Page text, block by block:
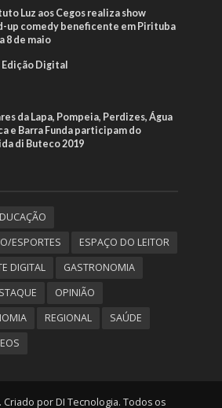
Luz aos Cegos realiza show
up comedy beneficente em Pirituba
8 de maio
Edição Digital
da Lapa, Pompeia, Perdizes, Água
e Barra Funda participam do
di Buteco 2019
ESPORTES
ESPAÇO DO LEITOR
DIGITAL
GASTRONOMIA
OPINIÃO
REGIONAL
SAÚDE
por DI Tecnologia. Todos os